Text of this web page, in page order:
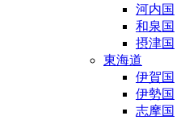
河内国
和泉国
摂津国
東海道
伊賀国
伊勢国
志摩国